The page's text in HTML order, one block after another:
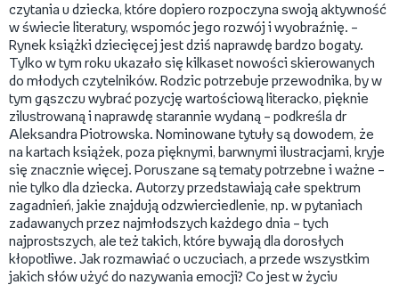
czytania u dziecka, które dopiero rozpoczyna swoją aktywność
w świecie literatury, wspomóc jego rozwój i wyobraźnię. –
Rynek książki dziecięcej jest dziś naprawdę bardzo bogaty.
Tylko w tym roku ukazało się kilkaset nowości skierowanych
do młodych czytelników. Rodzic potrzebuje przewodnika, by w
tym gąszczu wybrać pozycję wartościową literacko, pięknie
zilustrowaną i naprawdę starannie wydaną – podkreśla dr
Aleksandra Piotrowska. Nominowane tytuły są dowodem, że
na kartach książek, poza pięknymi, barwnymi ilustracjami, kryje
się znacznie więcej. Poruszane są tematy potrzebne i ważne –
nie tylko dla dziecka. Autorzy przedstawiają całe spektrum
zagadnień, jakie znajdują odzwierciedlenie, np. w pytaniach
zadawanych przez najmłodszych każdego dnia – tych
najprostszych, ale też takich, które bywają dla dorosłych
kłopotliwe. Jak rozmawiać o uczuciach, a przede wszystkim
jakich słów użyć do nazywania emocji? Co jest w życiu